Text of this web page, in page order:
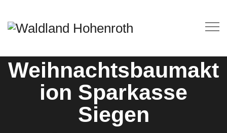
Weihnachtsbaumakt
ion Sparkasse
Siegen